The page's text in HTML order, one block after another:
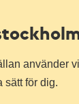
använder
sätt för dig.